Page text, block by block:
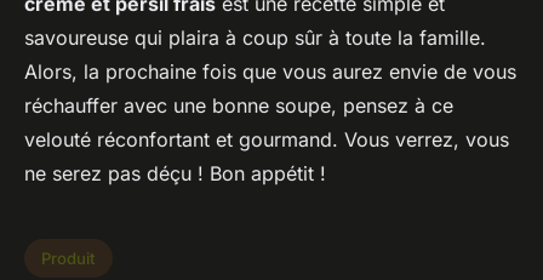
savoureuse qui plaira à coup sûr à toute la famille.
Alors, la prochaine fois que vous aurez envie de vous
réchauffer avec une bonne soupe, pensez à ce
velouté réconfortant et gourmand. Vous verrez, vous
ne serez pas déçu ! Bon appétit !
Produit